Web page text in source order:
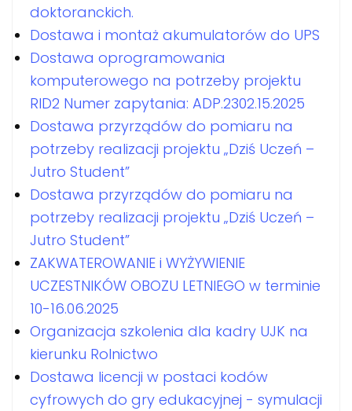
doktoranckich.
Dostawa i montaż akumulatorów do UPS
Dostawa oprogramowania
komputerowego na potrzeby projektu
RID2 Numer zapytania: ADP.2302.15.2025
Dostawa przyrządów do pomiaru na
potrzeby realizacji projektu „Dziś Uczeń –
Jutro Student”
Dostawa przyrządów do pomiaru na
potrzeby realizacji projektu „Dziś Uczeń –
Jutro Student”
ZAKWATEROWANIE i WYŻYWIENIE
UCZESTNIKÓW OBOZU LETNIEGO w terminie
10-16.06.2025
Organizacja szkolenia dla kadry UJK na
kierunku Rolnictwo
Dostawa licencji w postaci kodów
cyfrowych do gry edukacyjnej - symulacji